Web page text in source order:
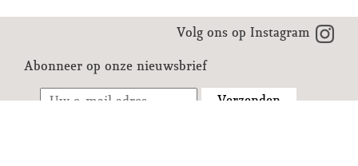
Volg ons op Instagram
Abonneer op onze nieuwsbrief